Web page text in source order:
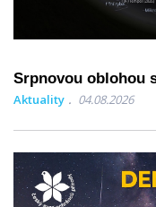
Srpnovou oblohou
Aktuality 04.08.2026